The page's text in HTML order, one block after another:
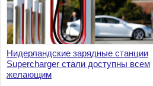
Нидерландские зарядные станции
Supercharger стали доступны всем
желающим